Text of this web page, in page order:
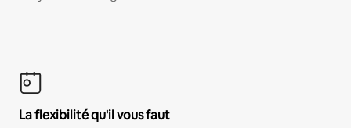
La flexibilité qu'il vous faut